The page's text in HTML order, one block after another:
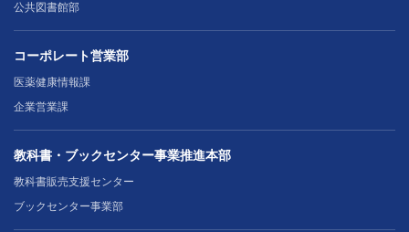
公共図書館部
コーポレート営業部
医薬健康情報課
企業営業課
教科書・ブックセンター事業推進本部
教科書販売支援センター
ブックセンター事業部